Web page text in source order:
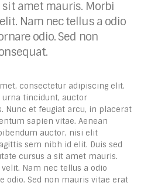
amet mauris. Morbi
Nam nec tellus a odio
odio. Sed non
consectetur adipiscing elit.
urna tincidunt, auctor
Nunc et feugiat arcu, in placerat
sapien vitae. Aenean
auctor, nisi elit
sem nibh id elit. Duis sed
cursus a sit amet mauris.
Nam nec tellus a odio
odio. Sed non mauris vitae erat